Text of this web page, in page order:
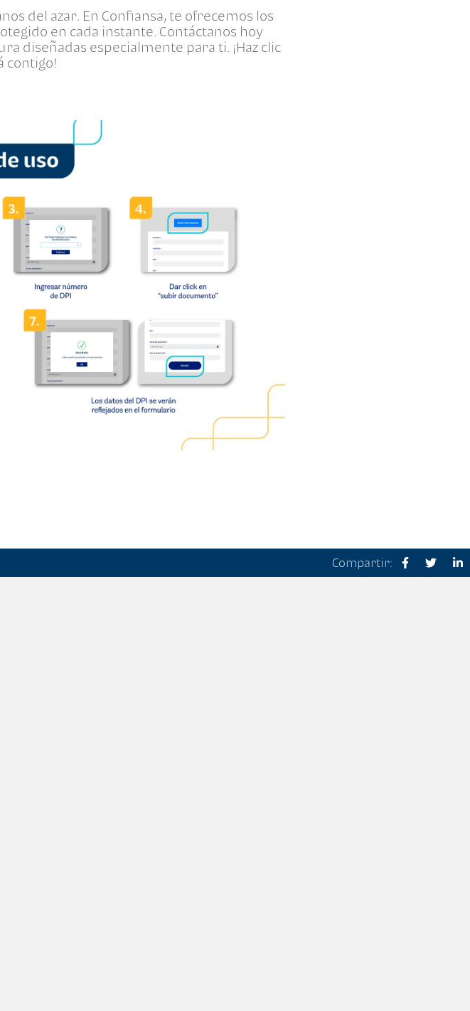
del azar. En Confiansa, te ofrecemos los
en cada instante. Contáctanos hoy
diseñadas especialmente para ti. ¡Haz clic
contigo!
Compartir: